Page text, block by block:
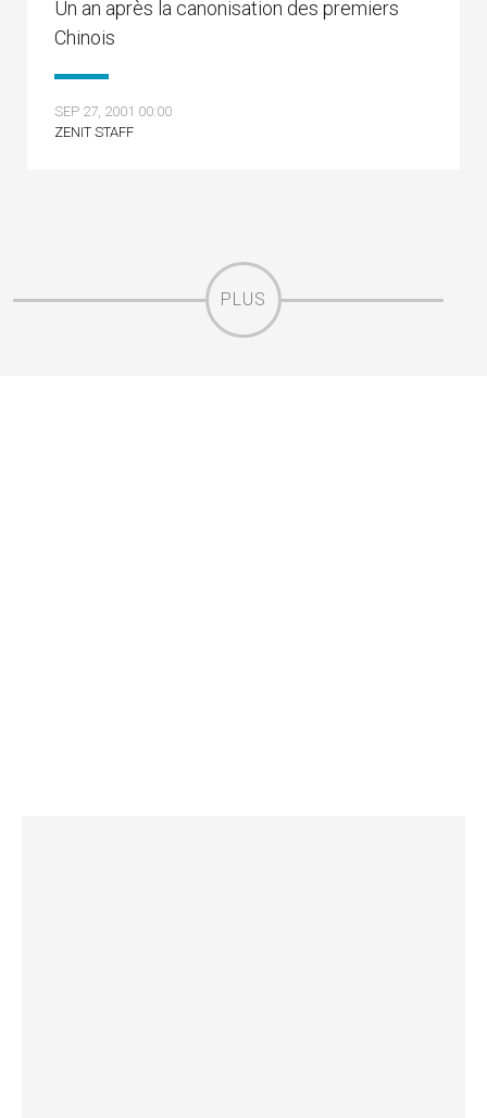
Un an après la canonisation des premiers
Chinois
SEP 27, 2001 00:00
ZENIT STAFF
PLUS